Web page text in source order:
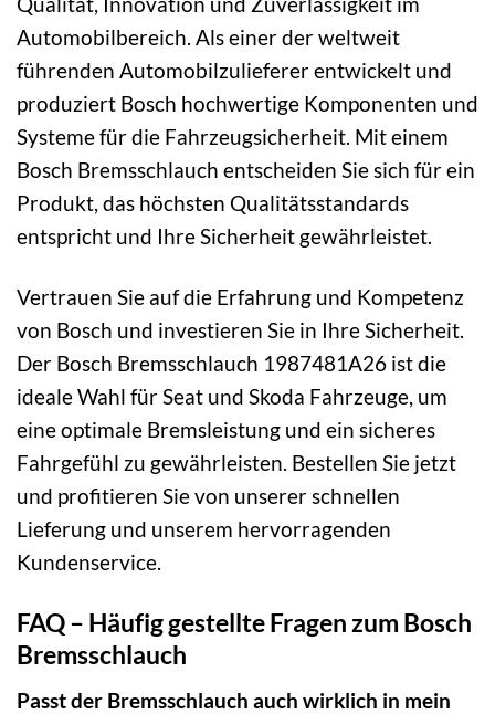
Automobilbereich. Als einer der weltweit
führenden Automobilzulieferer entwickelt und
produziert Bosch hochwertige Komponenten und
Systeme für die Fahrzeugsicherheit. Mit einem
Bosch Bremsschlauch entscheiden Sie sich für ein
Produkt, das höchsten Qualitätsstandards
entspricht und Ihre Sicherheit gewährleistet.
Vertrauen Sie auf die Erfahrung und Kompetenz
von Bosch und investieren Sie in Ihre Sicherheit.
Der Bosch Bremsschlauch 1987481A26 ist die
ideale Wahl für Seat und Skoda Fahrzeuge, um
eine optimale Bremsleistung und ein sicheres
Fahrgefühl zu gewährleisten. Bestellen Sie jetzt
und profitieren Sie von unserer schnellen
Lieferung und unserem hervorragenden
Kundenservice.
FAQ – Häufig gestellte Fragen zum Bosch
Bremsschlauch
Passt der Bremsschlauch auch wirklich in mein